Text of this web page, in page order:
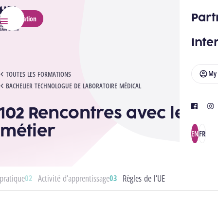
HELMo
Menu
My
facebook
ENFR
Application
TOUTES LES FORMATIONS
BACHELIER TECHNOLOGUE DE LABORATOIRE MÉDICAL
102 RENCONTRES AVEC LE MÉTIER
102 Rencontres avec le
métier
Activité d’apprentissage Règles de l’UE